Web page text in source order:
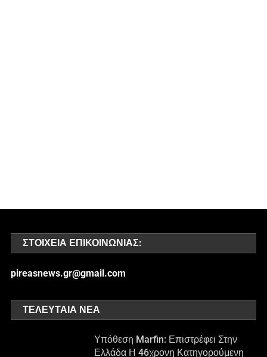
ΣΤΟΙΧΕΊΑ ΕΠΙΚΟΙΝΩΝΊΑΣ:
pireasnews.gr@gmail.com
ΤΕΛΕΥΤΑΊΑ ΝΈΑ
Υπόθεση Marfin: Επιστρέφει Στην
Ελλάδα Η 46χρονη Κατηγορούμενη